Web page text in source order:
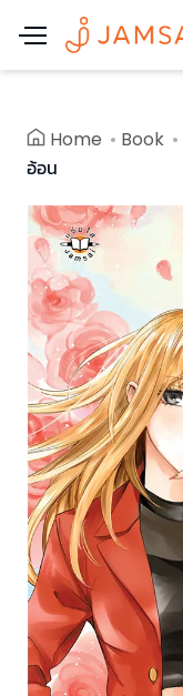
Home Book
อ้อน